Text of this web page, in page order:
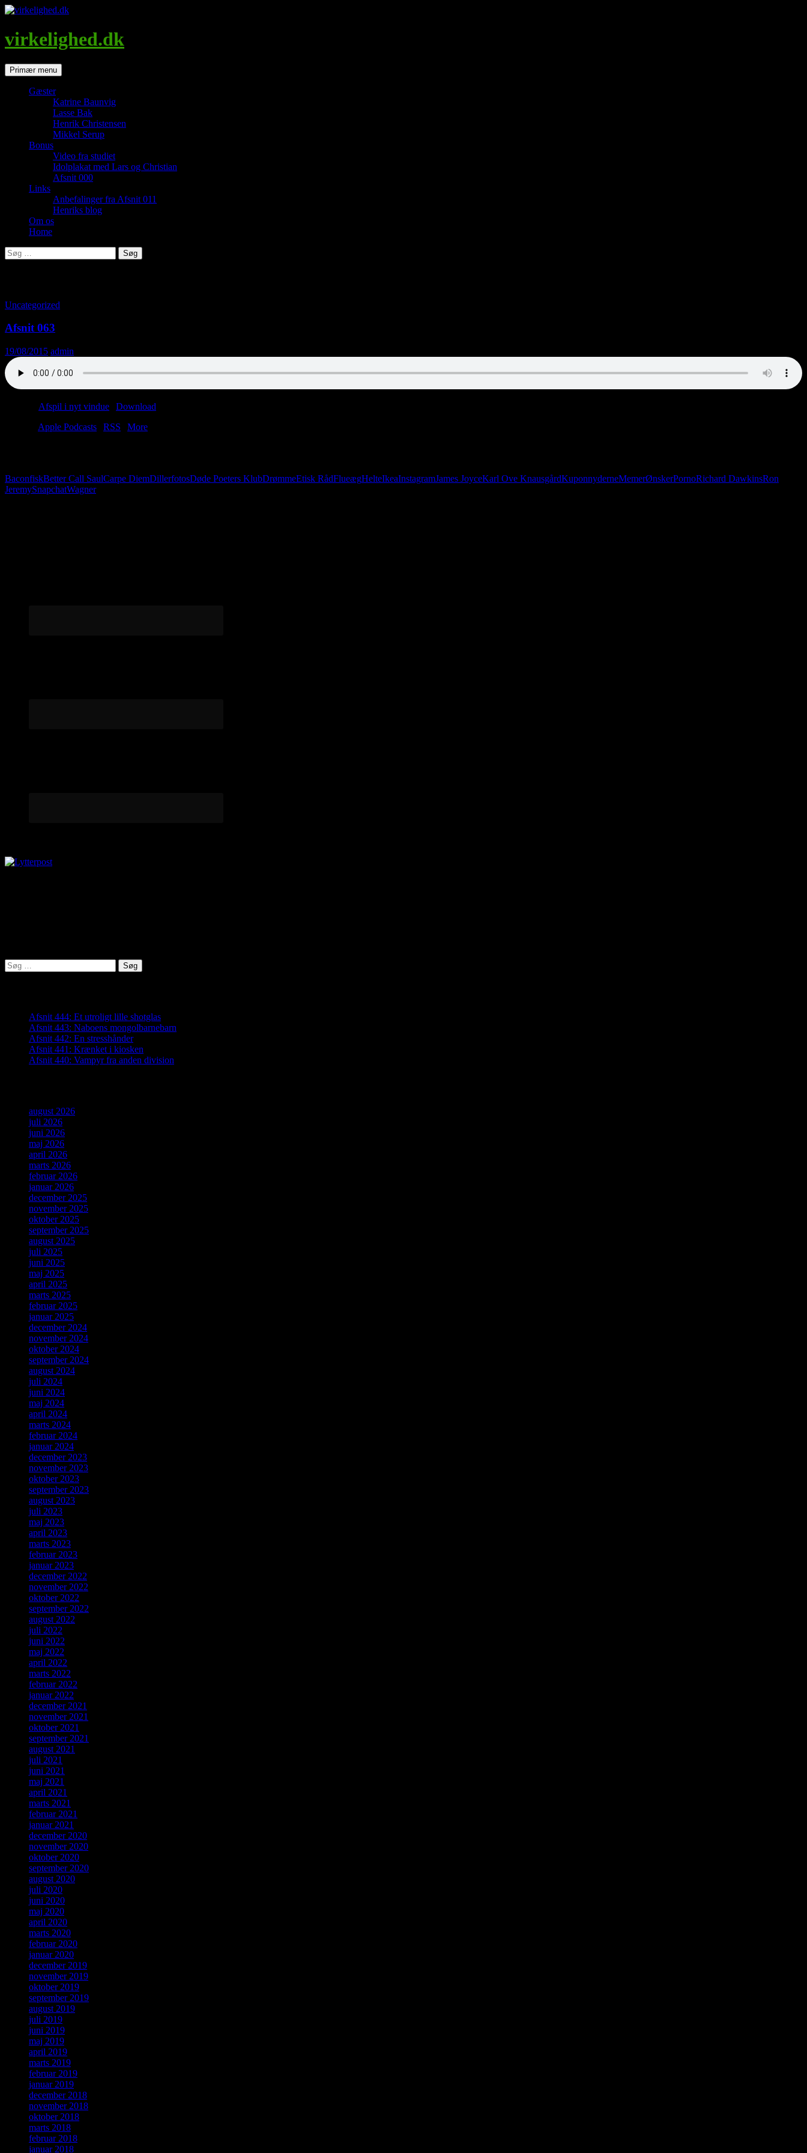
Hop
indhold
virkelighed.dk
SøgPrimær menu
Gæster
Katrine Baunvig
Lasse Bak
Henrik Christensen
Mikkel Serup
Bonus
Video fra studiet
Idolplakat med Lars og Christian
Afsnit 000
Links
Anbefalinger fra Afsnit 011
Henriks blog
Om os
Home
Søg
efter:
Uncategorized
Afsnit 063
19/08/2015 admin
Afspil i nyt vindue Download
Apple Podcasts RSS
More
BaconfiskBetter Call SaulCarpe DiemDillerfotosDøde Poeters KlubDrømmeEtisk RådFlueægHelteIkeaInstagramJames JoyceKarl Ove KnausgårdKuponnyderneMemerØnskerPornoRichard DawkinsRon
JeremySnapchatWagner
Søg
efter:
Afsnit 444: Et utroligt lille shotglas
Afsnit 443: Naboens mongolbarnebarn
Afsnit 442: En stresshånder
Afsnit 441: Krænket i kiosken
Afsnit 440: Vampyr fra anden division
august 2026
juli 2026
juni 2026
maj 2026
april 2026
marts 2026
februar 2026
januar 2026
december 2025
november 2025
oktober 2025
september 2025
august 2025
juli 2025
juni 2025
maj 2025
april 2025
marts 2025
februar 2025
januar 2025
december 2024
november 2024
oktober 2024
september 2024
august 2024
juli 2024
juni 2024
maj 2024
april 2024
marts 2024
februar 2024
januar 2024
december 2023
november 2023
oktober 2023
september 2023
august 2023
juli 2023
maj 2023
april 2023
marts 2023
februar 2023
januar 2023
december 2022
november 2022
oktober 2022
september 2022
august 2022
juli 2022
juni 2022
maj 2022
april 2022
marts 2022
februar 2022
januar 2022
december 2021
november 2021
oktober 2021
september 2021
august 2021
juli 2021
juni 2021
maj 2021
april 2021
marts 2021
februar 2021
januar 2021
december 2020
november 2020
oktober 2020
september 2020
august 2020
juli 2020
juni 2020
maj 2020
april 2020
marts 2020
februar 2020
januar 2020
december 2019
november 2019
oktober 2019
september 2019
august 2019
juli 2019
juni 2019
maj 2019
april 2019
marts 2019
februar 2019
januar 2019
december 2018
november 2018
oktober 2018
marts 2018
februar 2018
januar 2018